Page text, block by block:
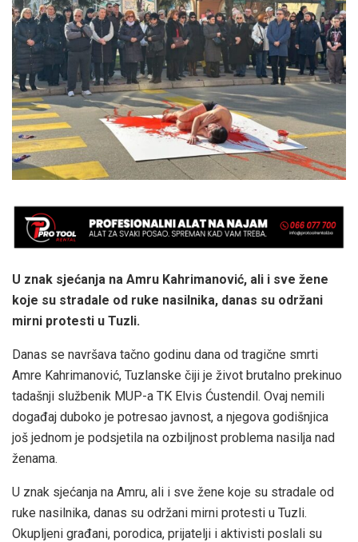
U znak sjećanja na Amru Kahrimanović, ali i sve žene
koje su stradale od ruke nasilnika, danas su održani
mirni protesti u Tuzli.
Danas se navršava tačno godinu dana od tragične smrti
Amre Kahrimanović, Tuzlanske čiji je život brutalno prekinuo
tadašnji službenik MUP-a TK Elvis Ćustendil. Ovaj nemili
događaj duboko je potresao javnost, a njegova godišnjica
još jednom je podsjetila na ozbiljnost problema nasilja nad
ženama.
U znak sjećanja na Amru, ali i sve žene koje su stradale od
ruke nasilnika, danas su održani mirni protesti u Tuzli.
Okupljeni građani, porodica, prijatelji i aktivisti poslali su